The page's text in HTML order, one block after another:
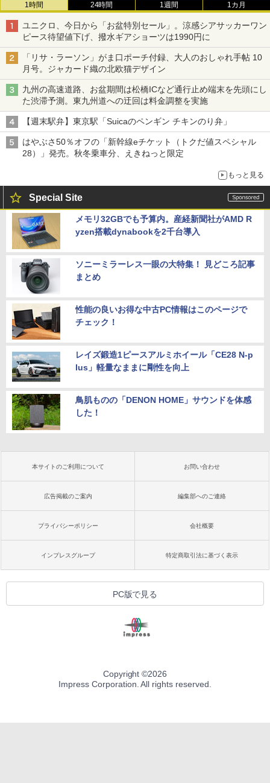
1時間 24時間 1週間 1カ月
ユニクロ、今日から「お盆特別セール」。涼感シアサッカーワン
ピース待望値下げ、撥水ギアショーツは1990円に
「リサ・ラーソン」がま口ポーチ付録、大人のおしゃれ手帖 10
月号。ジャカード織の北欧猫デザイン
九州の高速道路、お盆期間は松橋ICなど通行止め端末を先頭にし
た渋滞予測。東九州道への迂回は料金調整を実施
【週末駅弁】東京駅「Suicaのペンギン チキンのり弁」
はやぶさ50％オフの「新幹線eチケット（トクだ値スペシャル
28）」発売。秋冬乗車分、えきねっと限定
もっと見る
Special Site
メモリ32GBでも予算内。産経新聞社がAMD R
yzen搭載dynabookを2千台導入
ソニーミラーレス一眼の大特集！ 見どころ記事
まとめ
性能の良いお得な中古PC情報はこのページで
チェック！
レイズ鍛造1ピースアルミホイール「CE28 N-p
lus」軽量なままに剛性を向上
鳥肌ものの「DENON HOME」サウンドを体感
した！
本サイトのご利用について お問い合わせ
広告掲載のご案内 編集部へのご連絡
プライバシーポリシー 会社概要
インプレスグループ 特定商取引法に基づく表示
PC版で見る
Copyright ©2026
Impress Corporation. All rights reserved.